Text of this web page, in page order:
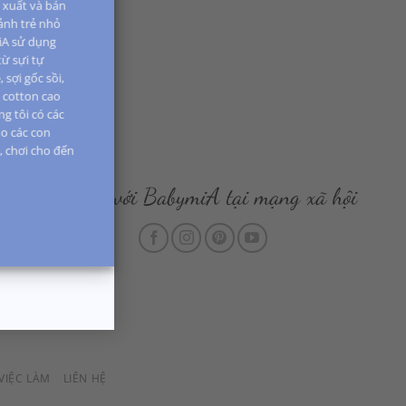
và bán
trẻ nhỏ
sử dụng
sựi tự
gốc sồi,
cotton cao
tôi có các
các con
chơi cho đến
Kết nối với BabymiA tại mạng xã hội
LÀM LIÊN HỆ